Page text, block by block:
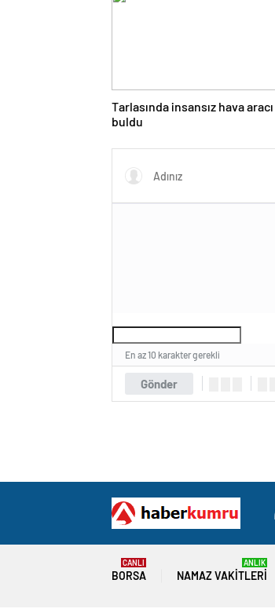
Tarlasında insansız hava aracı
buldu
Gönder
En az 10 karakter gerekli
BORSA
CANLI
NAMAZ VAKITLERI
ANLIK